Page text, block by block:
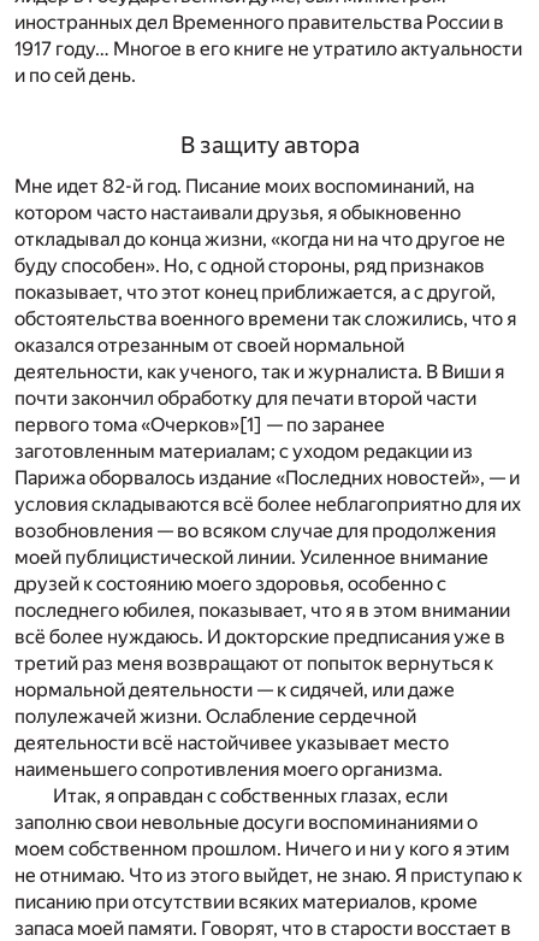
иностранных дел Временного правительства России в
1917 году… Многое в его книге не утратило актуальности
и по сей день.
В защиту автора
Мне идет 82-й год. Писание моих воспоминаний, на
котором часто настаивали друзья, я обыкновенно
откладывал до конца жизни, «когда ни на что другое не
буду способен». Но, с одной стороны, ряд признаков
показывает, что этот конец приближается, а с другой,
обстоятельства военного времени так сложились, что я
оказался отрезанным от своей нормальной
деятельности, как ученого, так и журналиста. В Виши я
почти закончил обработку для печати второй части
первого тома «Очерков»[1] — по заранее
заготовленным материалам; с уходом редакции из
Парижа оборвалось издание «Последних новостей», — и
условия складываются всё более неблагоприятно для их
возобновления — во всяком случае для продолжения
моей публицистической линии. Усиленное внимание
друзей к состоянию моего здоровья, особенно с
последнего юбилея, показывает, что я в этом внимании
всё более нуждаюсь. И докторские предписания уже в
третий раз меня возвращают от попыток вернуться к
нормальной деятельности — к сидячей, или даже
полулежачей жизни. Ослабление сердечной
деятельности всё настойчивее указывает место
наименьшего сопротивления моего организма.
Итак, я оправдан с собственных глазах, если
заполню свои невольные досуги воспоминаниями о
моем собственном прошлом. Ничего и ни у кого я этим
не отнимаю. Что из этого выйдет, не знаю. Я приступаю к
писанию при отсутствии всяких материалов, кроме
запаса моей памяти. Говорят, что в старости восстает в